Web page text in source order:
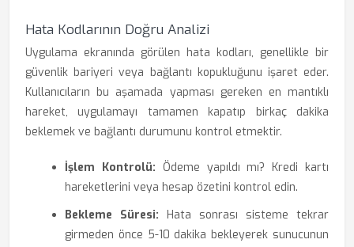
Hata Kodlarının Doğru Analizi
Uygulama ekranında görülen hata kodları, genellikle bir
güvenlik bariyeri veya bağlantı kopukluğunu işaret eder.
Kullanıcıların bu aşamada yapması gereken en mantıklı
hareket, uygulamayı tamamen kapatıp birkaç dakika
beklemek ve bağlantı durumunu kontrol etmektir.
İşlem Kontrolü: Ödeme yapıldı mı? Kredi kartı
hareketlerini veya hesap özetini kontrol edin.
Bekleme Süresi: Hata sonrası sisteme tekrar
girmeden önce 5-10 dakika bekleyerek sunucunun